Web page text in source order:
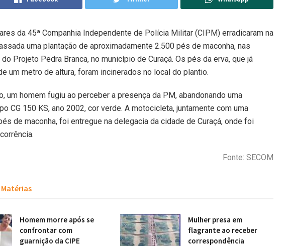
da 45ª Companhia Independente de Polícia Militar (CIPM) erradicaram na
uma plantação de aproximadamente 2.500 pés de maconha, nas
Projeto Pedra Branca, no município de Curaçá. Os pés da erva, que já
um metro de altura, foram incinerados no local do plantio.
um homem fugiu ao perceber a presença da PM, abandonando uma
CG 150 KS, ano 2002, cor verde. A motocicleta, juntamente com uma
de maconha, foi entregue na delegacia da cidade de Curaçá, onde foi
Fonte: SECOM
Matérias
Homem morre após se
confrontar com
guarnição da CIPE
Mulher presa em
flagrante ao receber
correspondência